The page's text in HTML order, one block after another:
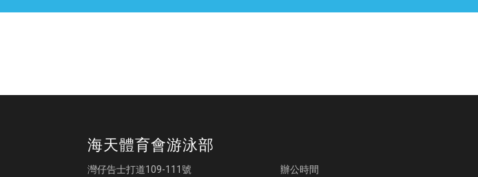
海天體育會游泳部
灣仔告士打道109-111號
辦公時間